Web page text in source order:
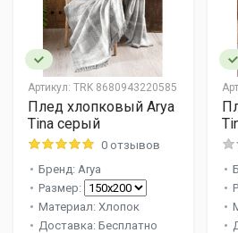
Артикул: TRK 8680943220585
Плед хлопковый Arya
Tina серый
0 отзывов
Бренд: Arya
Размер:
Материал: Хлопок
Доставка: Бесплатно